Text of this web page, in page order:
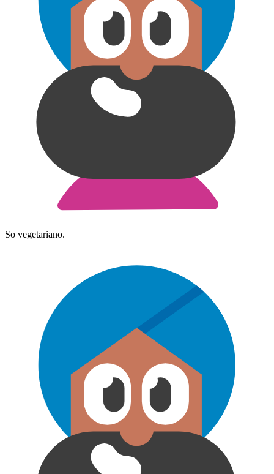
So vegetariano.